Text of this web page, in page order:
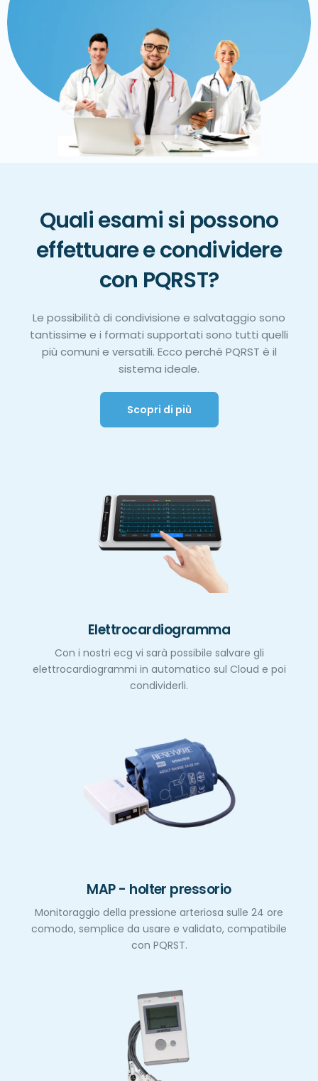
Quali esami si possono
effettuare e condividere
con PQRST?
Le possibilità di condivisione e salvataggio sono
tantissime e i formati supportati sono tutti quelli
più comuni e versatili. Ecco perché PQRST è il
sistema ideale.
Scopri di più
Elettrocardiogramma
Con i nostri ecg vi sarà possibile salvare gli
elettrocardiogrammi in automatico sul Cloud e poi
condividerli.
MAP - holter pressorio
Monitoraggio della pressione arteriosa sulle 24 ore
comodo, semplice da usare e validato, compatibile
con PQRST.